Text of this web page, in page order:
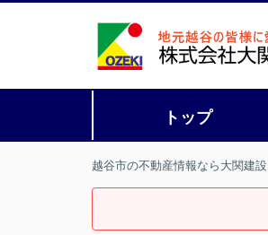
トップ
越谷市の不動産情報なら大関建設